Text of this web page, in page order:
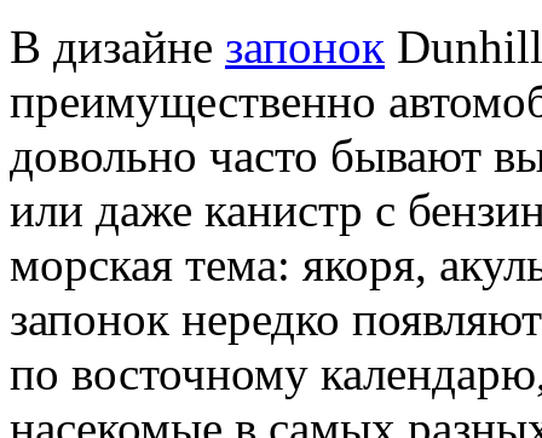
В дизайне запонок Dunhill
преимущественно
довольно часто бывают
или даже канистр с
морская тема: якоря,
запонок нередко
по восточному
насекомые в самых